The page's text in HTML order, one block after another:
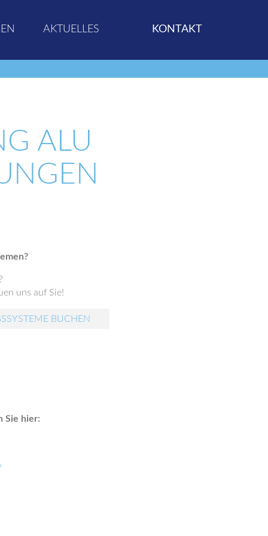
AKTUELLES KONTAKT
ALU
?
uns auf Sie!
BUCHEN
Sie hier: